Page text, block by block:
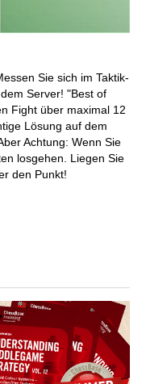
Sie sich im Taktik-
Server! "Best of
Fight über maximal 12
Lösung auf dem
Achtung: Wenn Sie
losgehen. Liegen Sie
den Punkt!